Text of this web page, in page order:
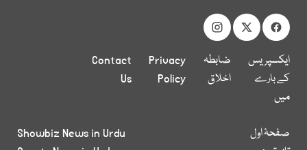
ایکسپریس
کے بارے
میں
ضابطہ
اخلاق
Privacy
Policy
Contact
Us
صفحۂ اول
Showbiz News in Urdu